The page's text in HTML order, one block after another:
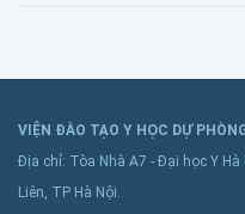
VIỆN ĐÀO TẠO Y HỌC DỰ
Địa chỉ: Tòa Nhà A7 - Đại học Y
Liên, TP Hà Nội.